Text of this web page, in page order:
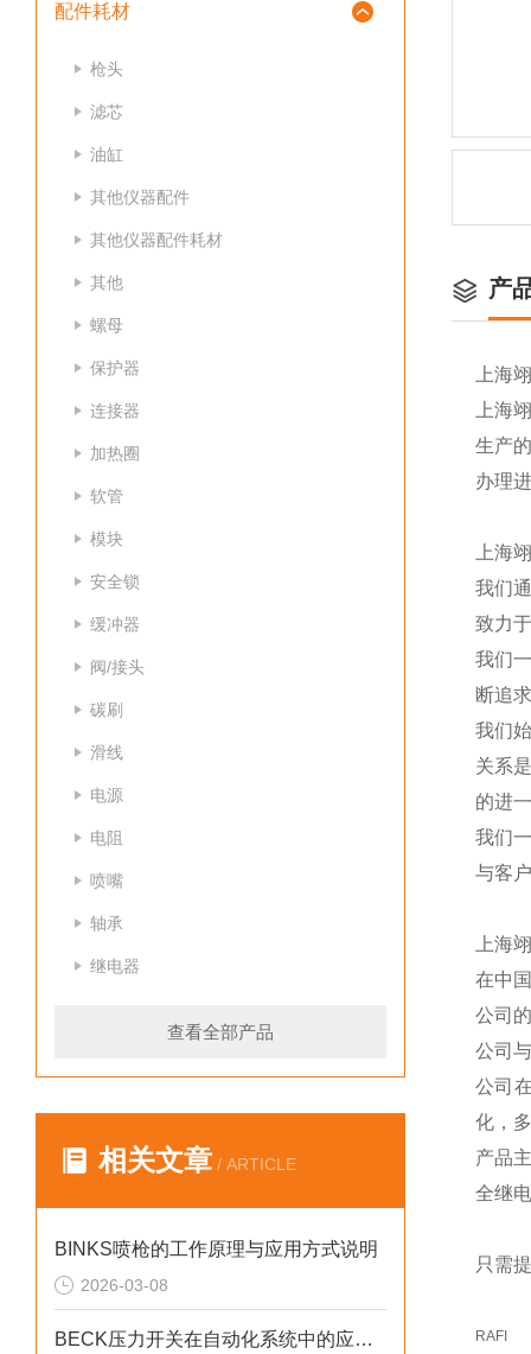
配件耗材
枪头
滤芯
油缸
其他仪器配件
其他仪器配件耗材
其他
螺母
保护器
连接器
加热圈
软管
模块
安全锁
缓冲器
阀/接头
碳刷
滑线
电源
电阻
喷嘴
轴承
继电器
查看全部产品
相关文章 / ARTICLE
BINKS喷枪的工作原理与应用方式说明
2026-03-08
BECK压力开关在自动化系统中的应用说明
产
上海
上海
生产
办理
上海
我们
致力
我们
断追
我们
关系
的进
我们
与客
上海
在中
公司
公司
公司
化，
产品
全继
只需
RAFI